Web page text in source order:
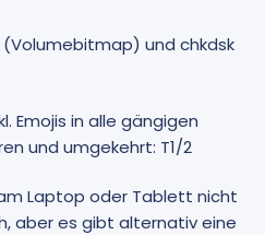
und chkdsk
Emojis in alle gängigen
und umgekehrt: T1/2
Laptop oder Tablett nicht
aber es gibt alternativ eine